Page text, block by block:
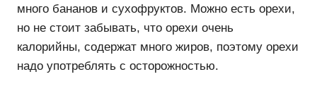
много бананов и сухофруктов. Можно есть орехи,
но не стоит забывать, что орехи очень
калорийны, содержат много жиров, поэтому орехи
надо употреблять с осторожностью.